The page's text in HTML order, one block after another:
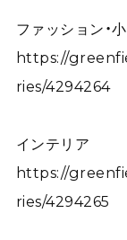
ファッション・
https://
ries/4294264
インテリア
https://
ries/4294265